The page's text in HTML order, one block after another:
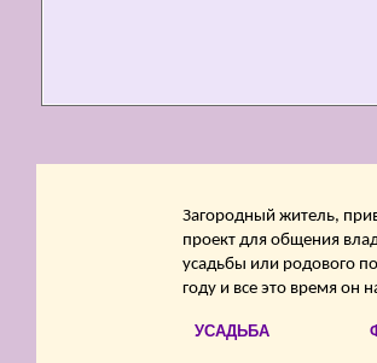
Загородный житель,
проект для общения
усадьбы или родового
году и все это время он
УСАДЬБА